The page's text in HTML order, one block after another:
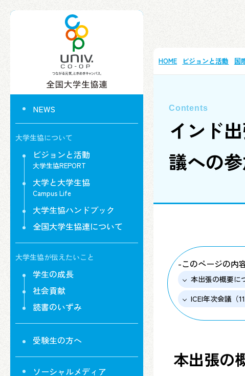
NEWS
大学生協について
ビジョンと活動
大学生協REPORT
大学と大学生協
Campus Life
大学生協ハンドブック
全国大学生協連について
大学生協が伝えたいこと
学生の成長
社会貢献
読書のいずみ
受験生の方へ
ソーシャルメディア
HOME ビジョンと活動 国
インド
議への
-このページの内
本出張の概要に
ICEI年次会議（
本出張の